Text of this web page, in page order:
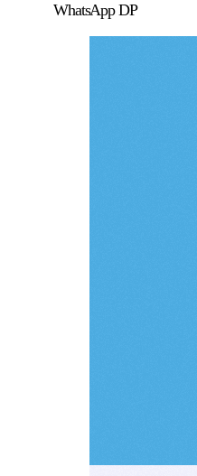
WhatsApp DP